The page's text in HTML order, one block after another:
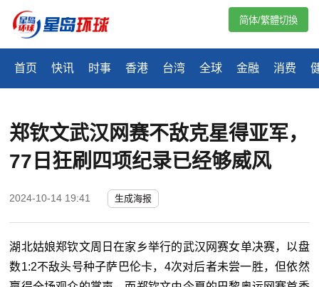
首页 快讯 时事 香港 台湾 全球 金融 消费
简体/繁體切換
郑钦文武汉网赛不敌克星得亚军，
77日狂刷四项纪录已经够威风
2024-10-14 19:41 生成海报
湖北姑娘郑钦文周日在家乡举行的武汉网赛女单决赛，以盘
数1:2不敌头号种子萨巴伦卡，4次对后者未尝一胜，但依然